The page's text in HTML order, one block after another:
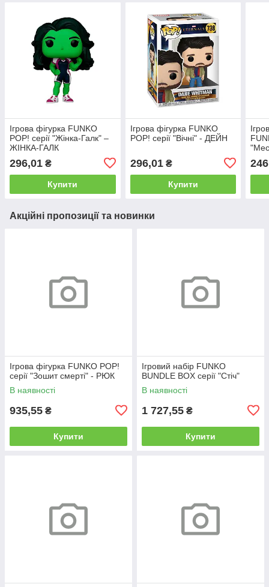
Ігрова фігурка FUNKO
POP! серії "Жінка-Галк" –
ЖІНКА-ГАЛК
296,01 ₴
Купити
Ігрова фігурка FUNKO
POP! серії "Вічні" - ДЕЙН
296,01₴
Купити
Акційні пропозиції та новинки
Ігрова фігурка FUNKO POP!
серії "Зошит смерті" - РЮК
В наявності
935,55 ₴
Купити
Ігровий набір FUNKO
BUNDLE BOX серії "Стіч"
В наявності
1 727,55 ₴
Купити